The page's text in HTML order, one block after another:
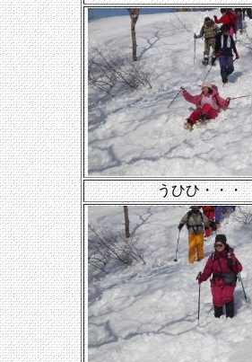
うひひ・・・